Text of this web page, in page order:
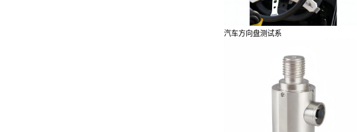
汽车方向盘测试系